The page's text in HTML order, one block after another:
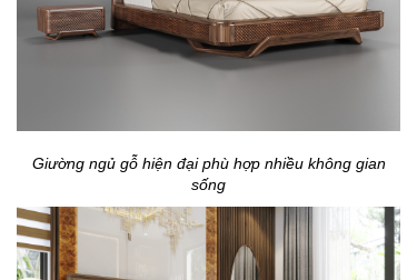
Giường ngủ gỗ hiện đại phù hợp nhiều không gian
sống